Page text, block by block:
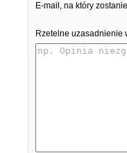
E-mail, na który
Rzetelne uzasadnienie